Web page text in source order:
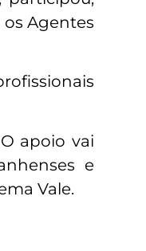
Agentes
apoio vai
e
Vale.